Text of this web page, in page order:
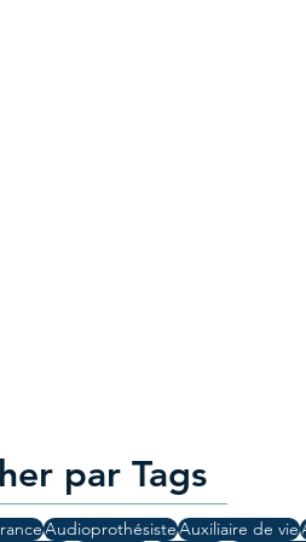
par Tags
AudioprothésisteAuxiliaire de vie